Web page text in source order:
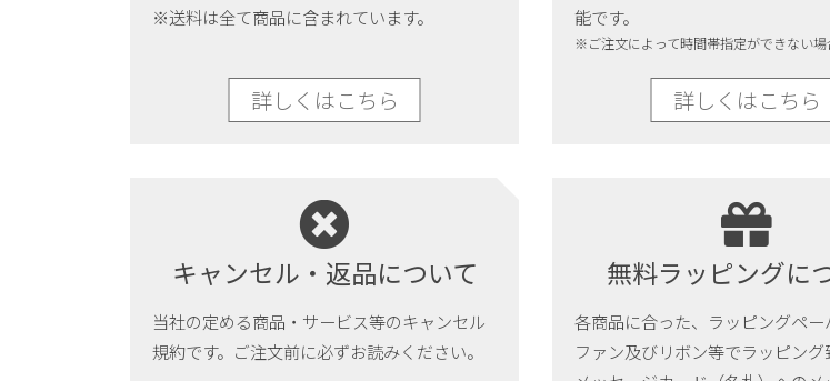
※送料は全て商品に含まれています。
詳しくはこちら
能です。
※ご注文によって時間帯指定ができない
詳しくはこちら
キャンセル・返品について
当社の定める商品・サービス等のキャンセル
規約です。ご注文前に必ずお読みください。
無料ラッピングに
各商品に合った、ラッピングペー
ファン及びリボン等でラッピング